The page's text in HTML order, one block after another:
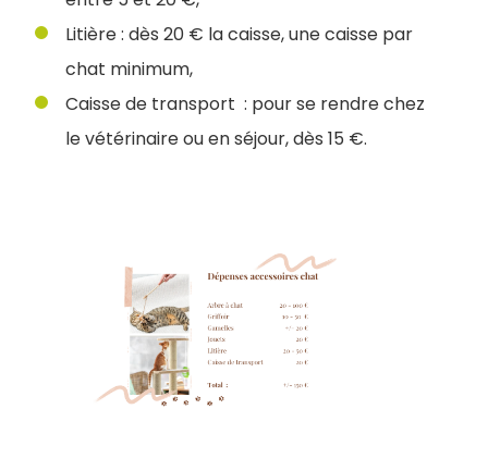
Litière : dès 20 € la caisse, une caisse par
chat minimum,
Caisse de transport : pour se rendre chez
le vétérinaire ou en séjour, dès 15 €.